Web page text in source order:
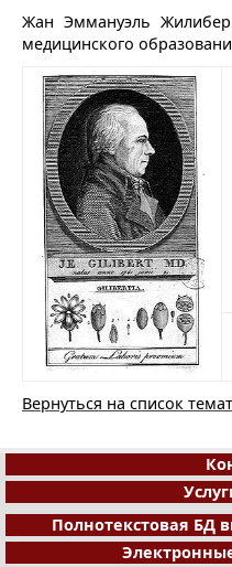
Жан Эммануэль
медицинского
Вернуться на список
Полнотекстовая БД